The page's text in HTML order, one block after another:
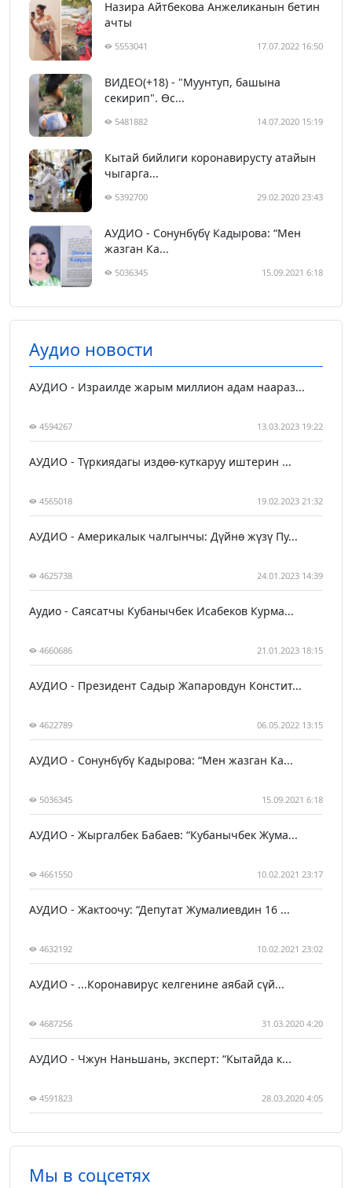
Назира Айтбекова Анжеликанын бетин
ачты
5553041 17.07.2022 16:50
ВИДЕО(+18) - "Муунтуп, башына
секирип". Өс...
5481882 14.07.2020 15:19
Кытай бийлиги коронавирусту атайын
чыгарга...
5392700 29.02.2020 23:43
АУДИО - Сонунбүбү Кадырова: “Мен
жазган Ка...
5036345 15.09.2021 6:18
Аудио новости
АУДИО - Израилде жарым миллион адам наараз...
4594267 13.03.2023 19:22
АУДИО - Түркиядагы издөө-куткаруу иштерин ...
4565018 19.02.2023 21:32
АУДИО - Америкалык чалгынчы: Дүйнө жүзү Пу...
4625738 24.01.2023 14:39
Аудио - Саясатчы Кубанычбек Исабеков Курма...
4660686 21.01.2023 18:15
АУДИО - Президент Садыр Жапаровдун Констит...
4622789 06.05.2022 13:15
АУДИО - Сонунбүбү Кадырова: “Мен жазган Ка...
5036345 15.09.2021 6:18
АУДИО - Жыргалбек Бабаев: “Кубанычбек Жума...
4661550 10.02.2021 23:17
АУДИО - Жактоочу: “Депутат Жумалиевдин 16 ...
4632192 10.02.2021 23:02
АУДИО - ...Коронавирус келгенине аябай сүй...
4687256 31.03.2020 4:20
АУДИО - Чжун Наньшань, эксперт: “Кытайда к...
4591823 28.03.2020 4:05
Мы в соцсетях